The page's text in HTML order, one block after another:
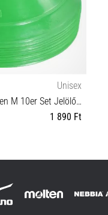
Unisex
Cawila Markierungshauben M 10er Set Jelölő lemezek
1 890 Ft